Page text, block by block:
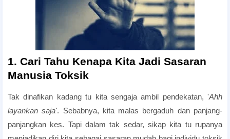
1. Cari Tahu Kenapa Kita Jadi Sasaran
Manusia Toksik
Tak dinafikan kadang tu kita sengaja ambil pendekatan, 'Ahh
layankan saja'. Sebabnya, kita malas bergaduh dan panjang-
panjangkan kes. Tapi dalam tak sedar, sikap kita tu rupanya